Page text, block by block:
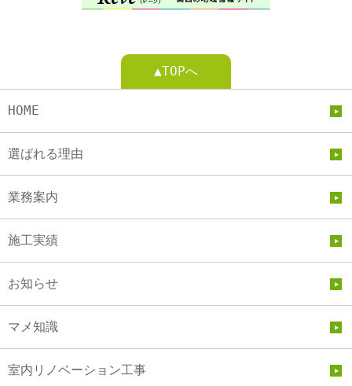
▲TOPへ
HOME
選ばれる理由
業務案内
施工実績
お知らせ
マメ知識
室内リノベーション工事